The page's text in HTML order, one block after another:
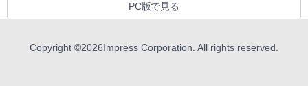
PC版で見る
Copyright ©2026Impress Corporation. All rights reserved.